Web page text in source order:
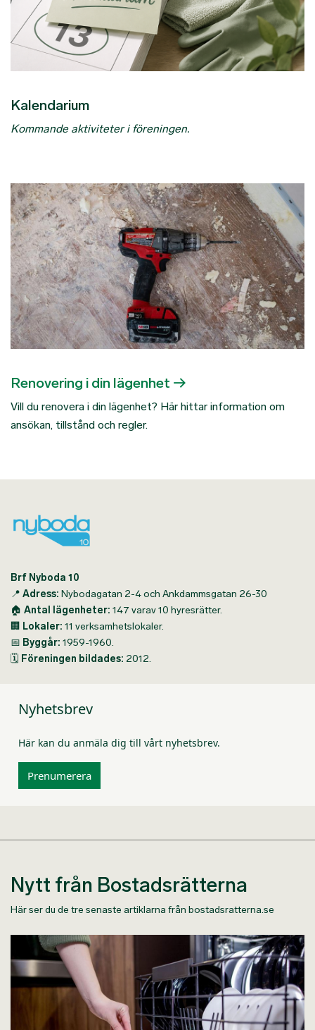
Kalendarium
Kommande aktiviteter i föreningen.
Renovering i din lägenhet
Vill du renovera i din lägenhet? Här hittar information om
ansökan, tillstånd och regler.
Brf Nyboda 10
📍 Adress: Nybodagatan 2-4 och Ankdammsgatan 26-30
🏠 Antal lägenheter: 147 varav 10 hyresrätter.
🏢 Lokaler: 11 verksamhetslokaler.
📅 Byggår: 1959-1960.
🗓 Föreningen bildades: 2012.
Nyhetsbrev
Här kan du anmäla dig till vårt nyhetsbrev.
Prenumerera
Nytt från Bostadsrätterna
Här ser du de tre senaste artiklarna från bostadsratterna.se